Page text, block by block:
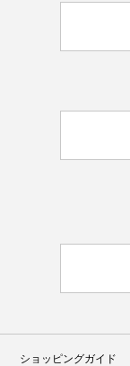
ショッピングガイド